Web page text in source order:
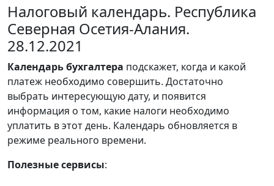
Налоговый календарь. Республика
Северная Осетия-Алания.
28.12.2021
Календарьбухгалтера подскажет, когда и какой
платеж необходимо совершить. Достаточно
выбрать интересующую дату, и появится
информация о том, какие налоги необходимо
уплатить в этот день. Календарь обновляется в
режиме реального времени.
Полезные сервисы: